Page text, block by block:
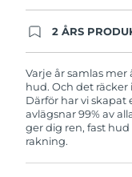
2 ÅRS
utan extra
inom två år
Varje år samlas
hud. Och det
Därför har vi skapat
avlägsnar 99% av
ger dig ren, fast
rakning.
Vietnam